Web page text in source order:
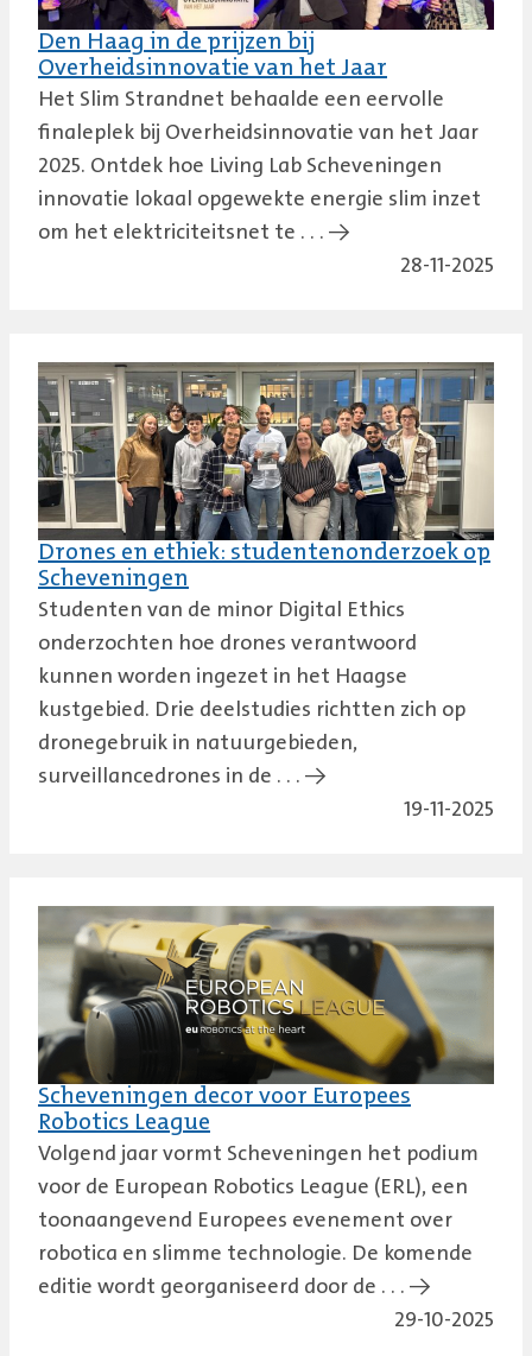
Den Haag in de prijzen bij
Overheidsinnovatie van het Jaar
Het Slim Strandnet behaalde een eervolle
finaleplek bij Overheidsinnovatie van het Jaar
2025. Ontdek hoe Living Lab Scheveningen
innovatie lokaal opgewekte energie slim inzet
om het elektriciteitsnet te . . . →
28-11-2025
Drones en ethiek: studentenonderzoek op
Scheveningen
Studenten van de minor Digital Ethics
onderzochten hoe drones verantwoord
kunnen worden ingezet in het Haagse
kustgebied. Drie deelstudies richtten zich op
dronegebruik in natuurgebieden,
surveillancedrones in de . . . →
19-11-2025
Scheveningen decor voor Europees
Robotics League
Volgend jaar vormt Scheveningen het podium
voor de European Robotics League (ERL), een
toonaangevend Europees evenement over
robotica en slimme technologie. De komende
editie wordt georganiseerd door de . . . →
29-10-2025